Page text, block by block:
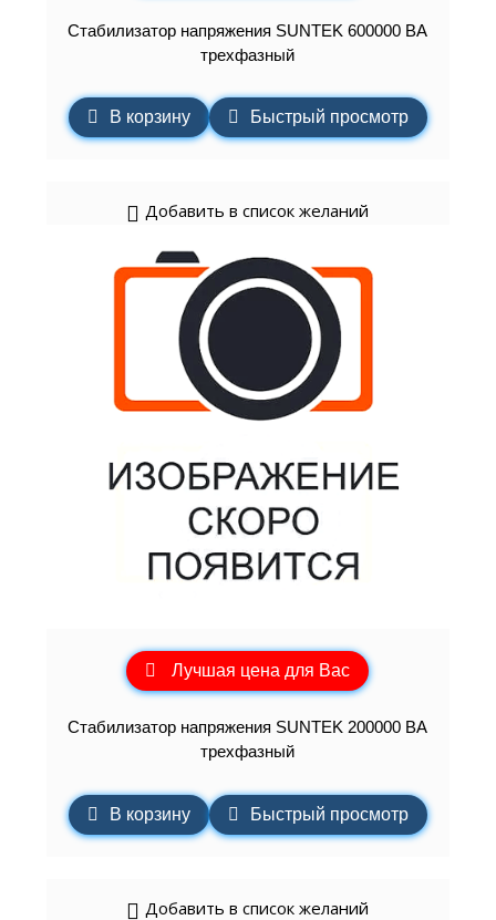
Стабилизатор напряжения SUNTEK 600000 ВА
трехфазный
В корзину Быстрый просмотр
Добавить в список желаний
Лучшая цена для Вас
Стабилизатор напряжения SUNTEK 200000 ВА
трехфазный
В корзину Быстрый просмотр
Добавить в список желаний